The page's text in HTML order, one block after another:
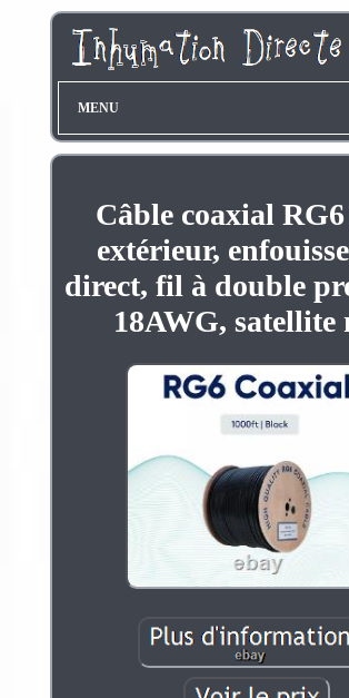
MENU
Câble coaxial
extérieur,
direct, fil à double
18AWG, satellite